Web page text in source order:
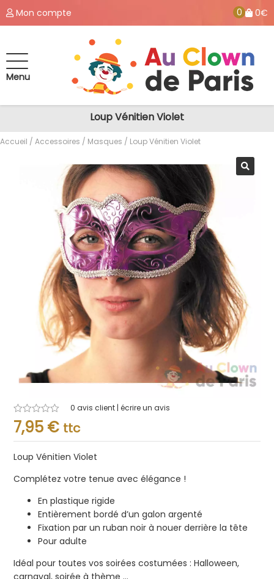
Mon compte 0 0€
Menu
Loup Vénitien Violet
Accueil / Accessoires / Masques / Loup Vénitien Violet
Note
0.001
sur
0 avis client | écrire un avis
7,95 € ttc
Loup Vénitien Violet
Complétez votre tenue avec élégance !
En plastique rigide
Entièrement bordé d’un galon argenté
Fixation par un ruban noir à nouer derrière la tête
Pour adulte
Idéal pour toutes vos soirées costumées : Halloween,
carnaval, soirée à thème …